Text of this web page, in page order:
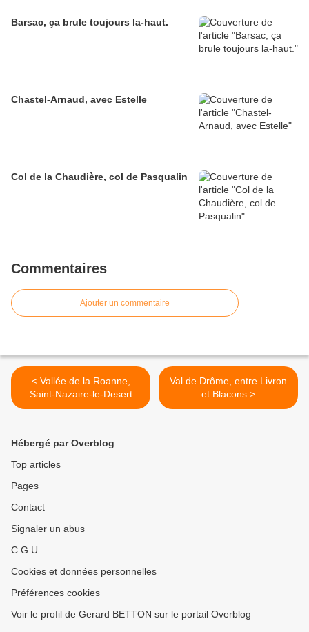
Barsac, ça brule toujours la-haut.
Chastel-Arnaud, avec Estelle
Col de la Chaudière, col de Pasqualin
Commentaires
Ajouter un commentaire
< Vallée de la Roanne,
Saint-Nazaire-le-Desert
Val de Drôme, entre Livron
et Blacons >
Hébergé par Overblog
Top articles
Pages
Contact
Signaler un abus
C.G.U.
Cookies et données personnelles
Préférences cookies
Voir le profil de Gerard BETTON sur le portail Overblog